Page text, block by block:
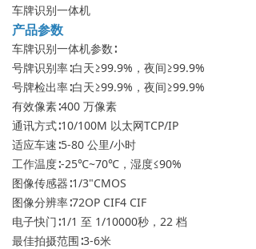
车牌识别一体机
产品参数
车牌识别一体机参数∶
号牌识别率∶白天≥99.9%，夜间≥99.9%
号牌检出率∶白天≥99.9%，夜间≥99.9%
有效像素∶400 万像素
通讯方式∶10/100M 以太网TCP/IP
适应车速∶5-80 公里/小时
工作温度∶-25℃~70℃，湿度≤90%
图像传感器∶1/3"CMOS
图像分辨率∶72OP CIF4 CIF
电子快门∶1/1 至 1/10000秒，22 档
最佳拍摄范围∶3-6米